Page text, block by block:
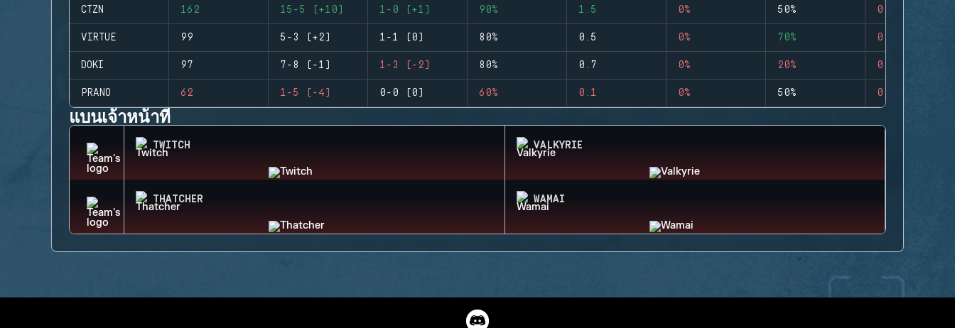
CTZN 162 15-5 (+10) 1-0 (+1) 90% 1.5 0% 50% 0
VIRTUE 99 5-3 (+2) 1-1 (0) 80% 0.5 0% 70% 0
DOKI 97 7-8 (-1) 1-3 (-2) 80% 0.7 0% 20% 0
PRANO 62 1-5 (-4) 0-0 (0) 60% 0.1 0% 50% 0
แบนเจ้าหน้าที่
TWITCH VALKYRIE
THATCHER WAMAI